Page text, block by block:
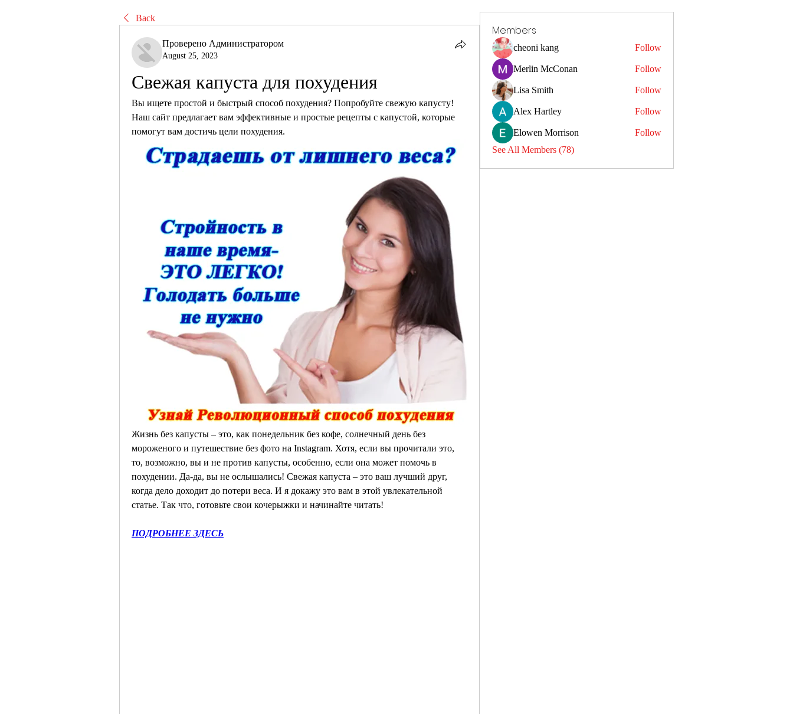
Back
Проверено Администратором
August 25, 2023
Свежая капуста для похудения
Вы ищете простой и быстрый способ похудения? Попробуйте свежую капусту!
Наш сайт предлагает вам эффективные и простые рецепты с капустой, которые
помогут вам достичь цели похудения.
Жизнь без капусты – это, как понедельник без кофе, солнечный день без
мороженого и путешествие без фото на Instagram. Хотя, если вы прочитали это,
то, возможно, вы и не против капусты, особенно, если она может помочь в
похудении. Да-да, вы не ослышались! Свежая капуста – это ваш лучший друг,
когда дело доходит до потери веса. И я докажу это вам в этой увлекательной
статье. Так что, готовьте свои кочерыжки и начинайте читать!
ПОДРОБНЕЕ ЗДЕСЬ
Members
cheoni kang Follow
Merlin McConan Follow
Lisa Smith Follow
Alex Hartley Follow
Elowen Morrison
Follow
See All Members (78)